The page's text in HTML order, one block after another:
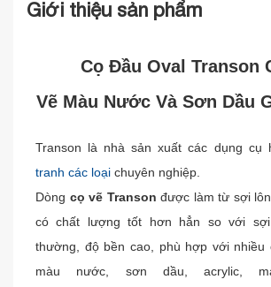
Giới thiệu sản phẩm
Cọ Đầu Oval Transon
Vẽ Màu Nước Và Sơn Dầu
Transon là nhà sản xuất các dụng cụ
tranh các loại chuyên nghiệp.
Dòng cọ vẽ Transon được làm từ sợi
có chất lượng tốt hơn hẳn so với
thường, độ bền cao, phù hợp với nhiều
màu nước, sơn dầu, acrylic,